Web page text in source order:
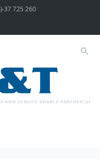
37 725 260
AND SERVICE ENABLE PARTNER IN
search